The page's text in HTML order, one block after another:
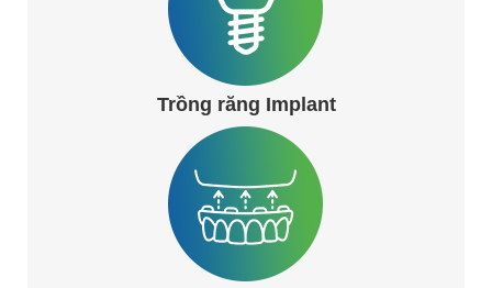
Trồng răng Implant